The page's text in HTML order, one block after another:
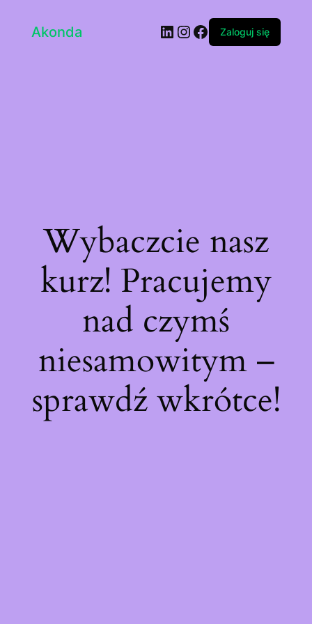
Akonda LinkedIn
Instagram
Facebook
Zaloguj się
Wybaczcie nasz
kurz! Pracujemy
nad czymś
niesamowitym –
sprawdź wkrótce!